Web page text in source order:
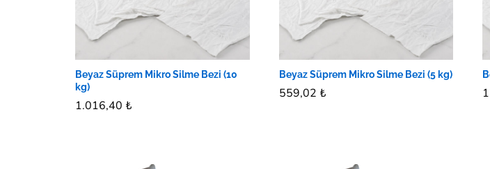
Beyaz Süprem Mikro Silme Bezi (10
kg)
1.016,40 ₺
1.016,40 ₺
Beyaz Süprem Mikro Silme Bezi (5 kg)
559,02 ₺
559,02 ₺